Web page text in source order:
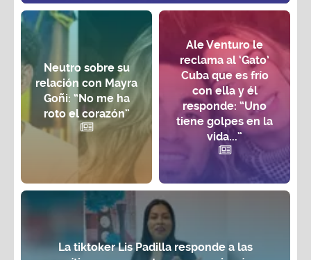
Neutro sobre su
relación con Mayra
Goñi: “No me ha
roto el corazón”
Ale Venturo le
reclama al ‘Gato’
Cuba que es frío
con ella y él
responde: “Uno
tiene golpes en la
vida...”
La tiktoker Lis Padilla responde a las